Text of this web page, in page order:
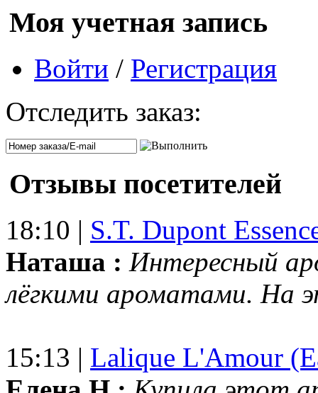
Моя учетная запись
Войти / Регистрация
Отследить заказ:
Отзывы посетителей
18:10 | S.T. Dupont
Наташа : Интересный
лёгкими ароматами. На
15:13 | Lalique L'Amour